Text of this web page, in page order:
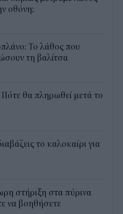
οθόνη;
Το λάθος που
τη βαλίτσα
θα πληρωθεί μετά το
το καλοκαίρι για
στήριξη στα πύρινα
να βοηθήσετε